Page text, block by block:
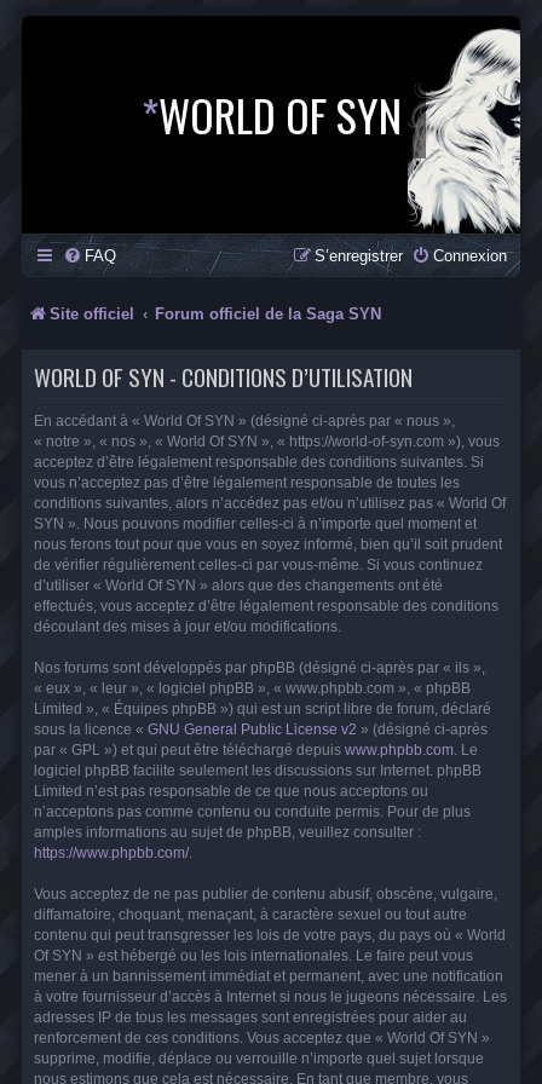
*WORLD OF SYN
FAQ Connexion
S’enregistrer
Site officiel Forum officiel de la Saga SYN
WORLD OF SYN - CONDITIONS D’UTILISATION
En accédant à « World Of SYN » (désigné ci-après par « nous »,
« notre », « nos », « World Of SYN », « https://world-of-syn.com »), vous
acceptez d’être légalement responsable des conditions suivantes. Si
vous n’acceptez pas d’être légalement responsable de toutes les
conditions suivantes, alors n’accédez pas et/ou n’utilisez pas « World Of
SYN ». Nous pouvons modifier celles-ci à n’importe quel moment et
nous ferons tout pour que vous en soyez informé, bien qu’il soit prudent
de vérifier régulièrement celles-ci par vous-même. Si vous continuez
d’utiliser « World Of SYN » alors que des changements ont été
effectués, vous acceptez d’être légalement responsable des conditions
découlant des mises à jour et/ou modifications.
Nos forums sont développés par phpBB (désigné ci-après par « ils »,
« eux », « leur », « logiciel phpBB », « www.phpbb.com », « phpBB
Limited », « Équipes phpBB ») qui est un script libre de forum, déclaré
sous la licence « GNU General Public License v2 » (désigné ci-après
par « GPL ») et qui peut être téléchargé depuis www.phpbb.com . Le
logiciel phpBB facilite seulement les discussions sur Internet. phpBB
Limited n’est pas responsable de ce que nous acceptons ou
n’acceptons pas comme contenu ou conduite permis. Pour de plus
amples informations au sujet de phpBB, veuillez consulter :
https://www.phpbb.com/.
Vous acceptez de ne pas publier de contenu abusif, obscène, vulgaire,
diffamatoire, choquant, menaçant, à caractère sexuel ou tout autre
contenu qui peut transgresser les lois de votre pays, du pays où « World
Of SYN » est hébergé ou les lois internationales. Le faire peut vous
mener à un bannissement immédiat et permanent, avec une notification
à votre fournisseur d’accès à Internet si nous le jugeons nécessaire. Les
adresses IP de tous les messages sont enregistrées pour aider au
renforcement de ces conditions. Vous acceptez que « World Of SYN »
supprime, modifie, déplace ou verrouille n’importe quel sujet lorsque
nous estimons que cela est nécessaire. En tant que membre, vous